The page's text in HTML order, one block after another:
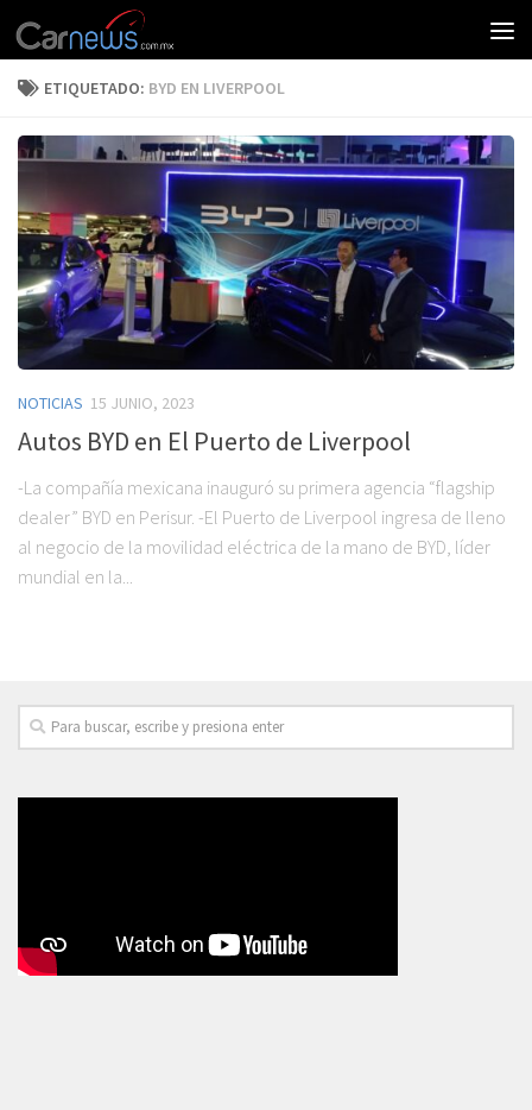
ETIQUETADO: BYD EN LIVERPOOL
NOTICIAS 15 JUNIO, 2023
Autos BYD en El Puerto de Liverpool
-La compañía mexicana inauguró su primera agencia “flagship
dealer” BYD en Perisur. -El Puerto de Liverpool ingresa de lleno
al negocio de la movilidad eléctrica de la mano de BYD, líder
mundial en la...